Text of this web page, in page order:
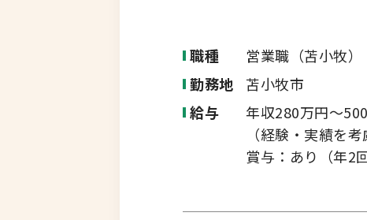
企業担当者の方へ
オホーツクエリア
後志エリア
職種
営業職（苫小牧）
勤務地
苫小牧市
給与
年収280万円～
（経験・実績を考
賞与：あり（年2